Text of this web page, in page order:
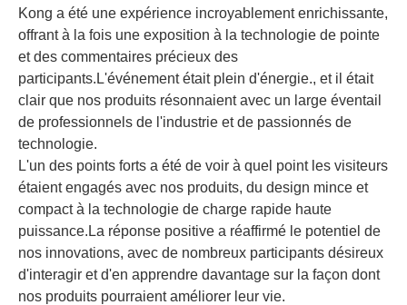
Kong a été une expérience incroyablement enrichissante,
offrant à la fois une exposition à la technologie de pointe
et des commentaires précieux des
participants.L'événement était plein d'énergie., et il était
clair que nos produits résonnaient avec un large éventail
de professionnels de l'industrie et de passionnés de
technologie.
L'un des points forts a été de voir à quel point les visiteurs
étaient engagés avec nos produits, du design mince et
compact à la technologie de charge rapide haute
puissance.La réponse positive a réaffirmé le potentiel de
nos innovations, avec de nombreux participants désireux
d'interagir et d'en apprendre davantage sur la façon dont
nos produits pourraient améliorer leur vie.